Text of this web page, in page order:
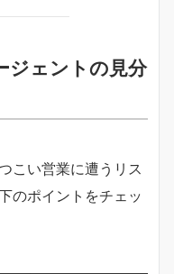
ジェントの見分
こい営業に遭うリス
のポイントをチェッ